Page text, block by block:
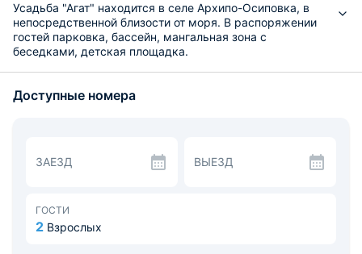
Усадьба "Агат" находится в селе Архипо-Осиповка, в
непосредственной близости от моря. В распоряжении
гостей парковка, бассейн, мангальная зона с
беседками, детская площадка.
спальными местами, а также современной мебелью и
Имеется кухня с необходимой техникой и посудой для
самостоятельного приготовления еды. Вкусно и
"Магнит" или на рынке.
Из достопримечательностей, которые расположены
Доступные номера
ЗАЕЗД ВЫЕЗД
ГОСТИ
2 Взрослых